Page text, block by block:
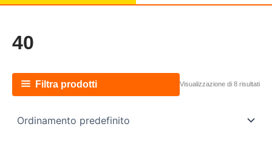
40
Filtra prodotti Visualizzazione di 8 risultati